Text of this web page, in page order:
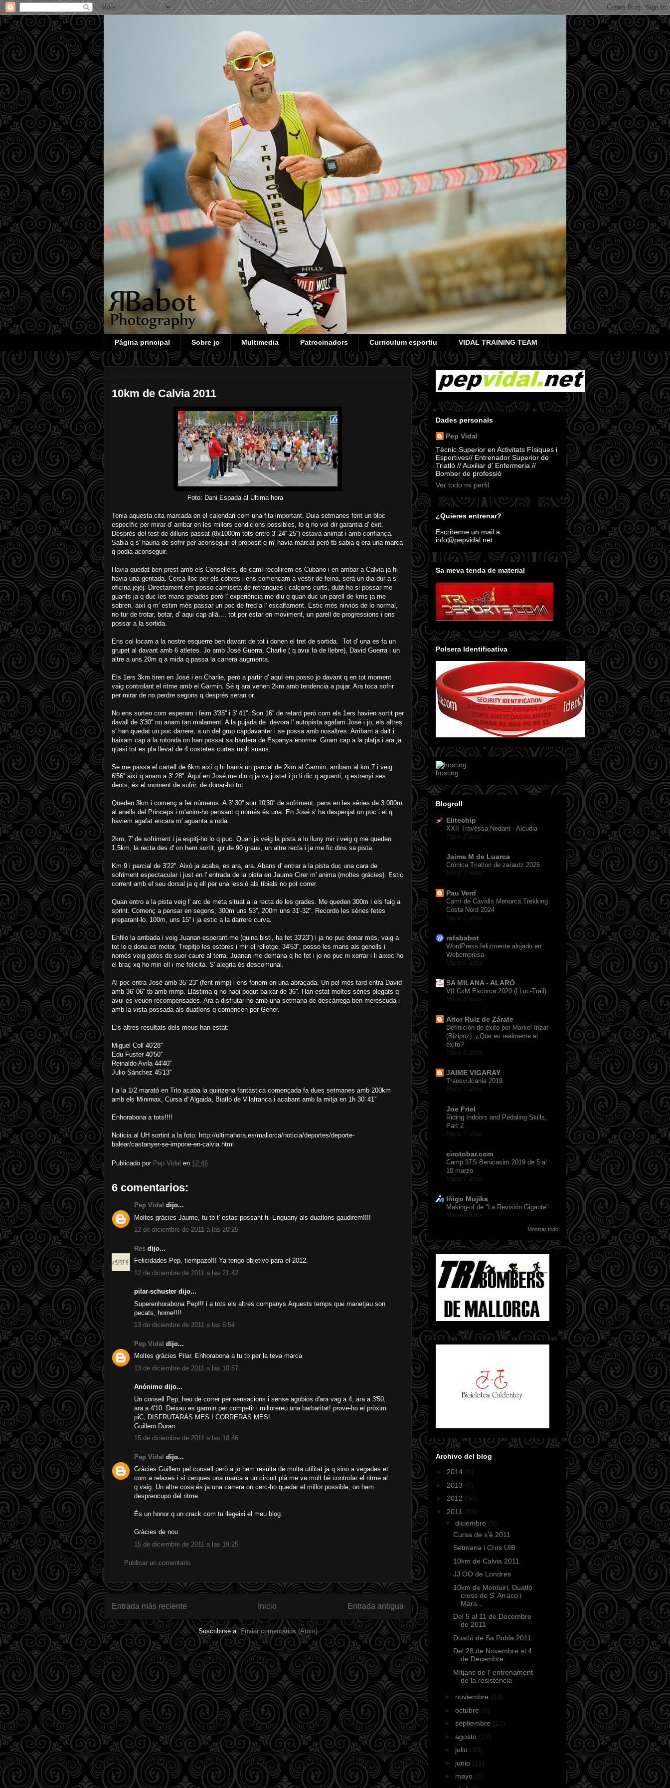
Página principal Sobre jo Multimedia Patrocinadors Curriculum esportiu VIDAL TRAINING TEAM
10km de Calvia 2011
Foto: Dani Espada al Ultima hora
Tenia aquesta cita marcada en el calendari com una fita important. Duia setmanes fent un bloc
específic per mirar d' arribar en les millors condicions possibles, lo q no vol dir garantia d' éxit.
Després del test de dilluns passat (8x1000m tots entre 3' 24''-25'') estava animat i amb confiança.
Sabia q s' hauria de sofrir per aconseguir el proposit q m' havia marcat però tb sabia q era una marca
q podia aconseguir.
Havia quedat ben prest amb els Consellers, de camí recollirem es Cubano i en arribar a Calvia ja hi
havia una gentada. Cerca lloc per els cotxes i ens començam a vestir de feina, serà un dia dur a s'
oficina jejej. Directament em posso camiseta de retranques i calçons curts, dubt-ho si possar-me
guants ja q duc les mans gelades però l' experiència me diu q quan duc un parell de kms ja me
sobren, així q m' estim més passar un poc de fred a l' escalfament. Estic més nirviós de lo normal,
no tur de trotar, botar, d' aqui cap allà.... tot per estar en moviment, un parell de progressions i ens
possar a la sortida.
Ens col·locam a la nostre esquerre ben davant de tot i donen el tret de sortida. Tot d' una es fa un
grupet al davant amb 6 atletes. Jo amb José Guerra, Charlie ( q avui fa de llebre), David Guerra i un
altre a uns 20m q a mida q passa la carrera augmenta.
Els 1ers 3km tiren en José i en Charlie, però a partir d' aquí em posso jo davant q en tot moment
vaig controlant el ritme amb el Garmin. Sé q ara venen 2km amb tendència a pujar. Ara toca sofrir
per mirar de no perdre segons q després seran or.
No ens surten com esperam i feim 3'35'' i 3' 41''. Son 16'' de retard però com els 1ers havien sortit per
davall de 3'30'' no anam tan malament. A la pujada de devora l' autopista agafam José i jo, els altres
s' han quedat un poc darrere, a un del grup capdavanter i se possa amb nosaltres. Arribam a dalt i
baixam cap a la rotonda on han possat sa bardera de Espanya enorme. Giram cap a la platja i ara ja
qüasi tot es pla llevat de 4 costetes curtes molt suaus.
Se me passa el cartell de 6km així q hi haurà un parcial de 2km al Garmin, arribam al km 7 i veig
6'56'' així q anam a 3' 28''. Aquí en José me diu q ja va justet i jo li dic q aguanti, q estrenyi ses
dents, és el moment de sofrir, de donar-ho tot.
Queden 3km i començ a fer números. A 3' 30'' son 10'30'' de sofriment, pens en les sèries de 3.000m
al anells del Princeps i m'anim-ho pensant q només és una. En José s' ha despenjat un poc i el q
haviem agafat encara m' aguanta a roda.
2km, 7' de sofriment i ja espitj-ho lo q puc. Quan ja veig la pista a lo lluny mir i veig q me queden
1,5km, la recta des d' on hem sortit, gir de 90 graus, un altre recta i ja me fic dins sa pista.
Km 9 i parcial de 3'22''. Això ja acaba, es ara, ara. Abans d' entrar a la pista duc una cara de
sofriment espectacular i just en l' entrada de la pista en Jaume Cirer m' anima (moltes gràcies). Estic
corrent amb el seu dorsal ja q ell per una lessió als tibials no pot correr.
Quan entro a la pista veig l' arc de meta situat a la recta de les grades. Me queden 300m i els faig a
sprint. Començ a pensar en segons, 300m uns 53'', 200m uns 31'-32''. Recordo les sèries fetes
preparant-lo. 100m, uns 15'' i ja estic a la darrere curva.
Enfilo la arribada i veig Juanan esperant-me (quina bisti, ha fet 33'23'') i ja no puc donar més, vaig a
tot lo q dona es motor. Trepitjo les estores i mir el rellotge. 34'53'', posso les mans als genolls i
només veig gotes de suor caure al terra. Juanan me demana q he fet i jo no puc ni xerrar i li aixec-ho
el braç xq ho miri ell i me felicita. S' alegria és descomunal.
Al poc entra José amb 35' 23'' (fent mmp) i ens fonem en una abraçada. Un pel més tard entra David
amb 36' 06'' tb amb mmp. Llàstima q no hagi pogut baixar de 36''. Han estat moltes sèries plegats q
avui es veuen recompensades. Ara a disfrutar-ho amb una setmana de descàrrega ben merescuda i
amb la vista possada als duatlons q comencen per Gener.
Els altres resultats dels meus han estat:
Miguel Coll 40'28''
Edu Fuster 40'50''
Reinaldo Avila 44'40''
Julio Sánchez 45'13''
I a la 1/2 marató en Tito acaba la quinzena fantàstica començada fa dues setmanes amb 200km
amb els Minimax, Cursa d' Algaida, Biatló de Vilafranca i acabant amb la mitja en 1h 30' 41''
Enhorabona a tots!!!!
Noticia al UH sortint a la foto: http://ultimahora.es/mallorca/noticia/deportes/deporte-
balear/castanyer-se-impone-en-calvia.html
Publicado por Pep Vidal en 12:46
6 comentarios:
Pep Vidal dijo...
Moltes gràcies Jaume, tu tb t' estas possant fi. Enguany als duatlons gaudirem!!!!
12 de diciembre de 2011 a las 20:25
Res dijo...
Felicidades Pep, tiempazo!!! Ya tengo objetivo para el 2012.
12 de diciembre de 2011 a las 21:42
pilar-schuster dijo...
Superenhorabona Pep!!! i a tots els altres companys.Aquests temps que manetjau son
pecats, home!!!!
13 de diciembre de 2011 a las 6:54
Pep Vidal dijo...
Moltes gràcies Pilar. Enhorabona a tu tb per la teva marca
13 de diciembre de 2011 a las 10:57
Anónimo dijo...
Un consell Pep, heu de correr per sensacions i sense agobios d'ara vag a 4, ara a 3'50,
ara a 4'10. Deixau es garmin per competir i millorereu una barbaritat! prove-ho el pròxim
piC, DISFRUTARÀS MES I CORRERÀS MES!
Guillem Duran
15 de diciembre de 2011 a las 18:46
Pep Vidal dijo...
Gràcies Guillem pel consell però a jo hem resulta de molta utilitat ja q sino a vegades et
com a relaxes i si cerques una marca a un circuit plà me va molt bé controlar el ritme al
q vaig. Un altre cosa és ja una carrera on cerc-ho quedar el millor possible, on hem
despreocupo del ritme.
És un honor q un crack com tu llegeixi el meu blog.
Gràcies de nou
15 de diciembre de 2011 a las 19:25
Publicar un comentario
Entrada más reciente Entrada antigua
Inicio
Suscribirse a:Enviar comentarios (Atom)
Dades personals
Pep Vidal
Tècnic Superior en Activitats Físiques i
Esportives// Entrenador Superior de
Triatló // Auxiliar d' Enfermeria //
Bomber de professió
Ver todo mi perfil
¿Quieres entrenar?
Escribeme un mail a:
info@pepvidal.net
Sa meva tenda de material
Polsera Identificativa
hosting
Blogroll
Elitechip
XXII Travessa Nedant - Alcudia
Hace 2 días
Jaime M de Luarca
Crónica Triatlon de zarautz 2026
Hace 1 mes
Pau Verd
Camí de Cavalls Menorca Trekking
Costa Nord 2024
Hace 2 años
rafababot
WordPress felizmente alojado en
Webempresa
Hace 6 años
SA MILANA - ALARÓ
VII CxM Escorca 2020 (LLuc-Trail)
Hace 6 años
Aitor Ruiz de Zárate
Definición de éxito por Markel Irizar
(Bizipoz). ¿Que es realmente el
éxito?
Hace 6 años
JAIME VIGARAY
Transvulcania 2019
Hace 7 años
Joe Friel
Riding Indoors and Pedaling Skills,
Part 2
Hace 7 años
cirotobar.com
Camp 3TS Benicasim 2019 de 5 al
10 marzo
Hace 7 años
Iñigo Mujika
Making-of de "La Revisión Gigante"
Hace 8 años
Mostrar todo
Archivo del blog
► 2014 (6)
► 2013 (6)
► 2012 (54)
▼ 2011 (83)
▼ diciembre (9)
Cursa de s'è 2011
Setmana i Cros UIB
10km de Calvia 2011
JJ.OO de Londres
10km de Montuiri, Duatló
cross de S' Arraco i
Mara...
Del 5 al 11 de Decembre
de 2011
Duatló de Sa Pobla 2011
Del 28 de Novembre al 4
de Decembre
Mitjans de l' entrenament
de la resistència
► noviembre (13)
► octubre (8)
► septiembre (12)
► agosto (12)
► julio (10)
► junio (11)
► mayo (5)